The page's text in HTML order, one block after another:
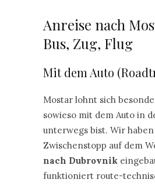
Anreise nach
Bus, Zug, Flug
Mit dem Auto
Mostar lohnt sich
sowieso mit dem Auto in
unterwegs bist. Wir
Zwischenstopp auf dem
nach Dubrovnik
funktioniert route-